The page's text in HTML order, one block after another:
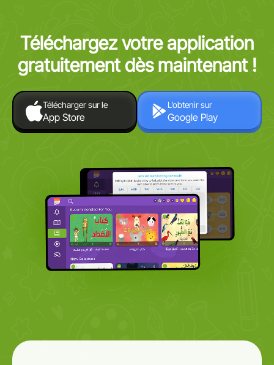
Téléchargez votre application
gratuitement dès maintenant !
Télécharger sur le
App Store
L’obtenir sur
Google Play